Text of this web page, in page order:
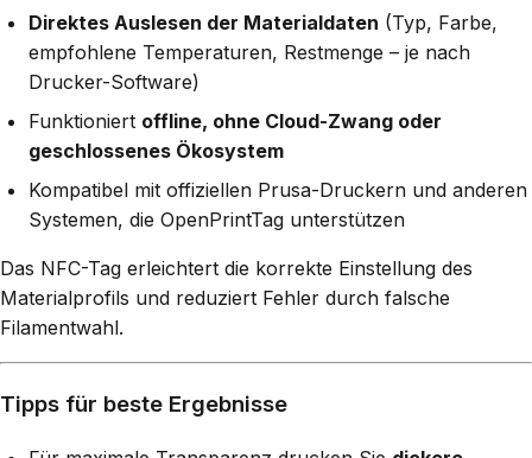
Direktes Auslesen der Materialdaten (Typ, Farbe,
empfohlene Temperaturen, Restmenge – je nach
Drucker-Software)
Funktioniert offline, ohne Cloud-Zwang oder
geschlossenes Ökosystem
Kompatibel mit offiziellen Prusa-Druckern und anderen
Systemen, die OpenPrintTag unterstützen
Das NFC-Tag erleichtert die korrekte Einstellung des
Materialprofils und reduziert Fehler durch falsche
Filamentwahl.
Tipps für beste Ergebnisse